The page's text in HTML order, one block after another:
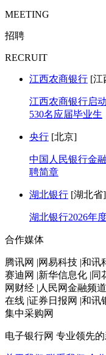
MEETING
招聘
RECRUIT
江西农商银行 [江
江西农商银行启
530名应届毕业生
央行 [北京]
中国人民银行金
聘简章
湖北银行 [湖北省]
湖北银行2026年
合作媒体
腾讯网 |网易科技 |和讯
赛迪网 |新华信息化 |同
网财经 |人民网金融频
在线 |证券日报网 |和讯
集中采购网
电子银行网 专业领先